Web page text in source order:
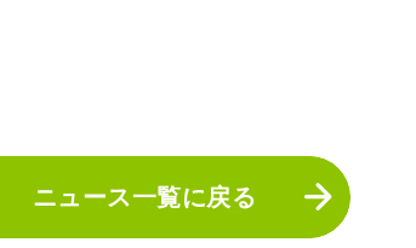
ニュース一覧に戻る